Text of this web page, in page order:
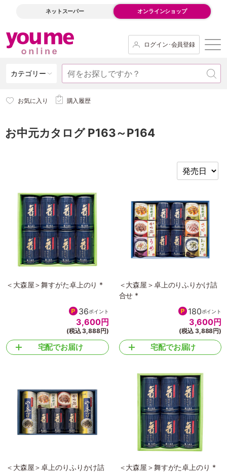
ネットスーパー オンラインショップ
ログイン･会員登録
カテゴリー
お気に入り 購入履歴
お中元カタログ P163～P164
＜大森屋＞舞すがた卓上のり *
36ポイント
3,600円
(税込 3,888円)
宅配でお届け
＜大森屋＞卓上のりふりかけ詰
合せ *
180ポイント
3,600円
(税込 3,888円)
宅配でお届け
＜大森屋＞卓上のりふりかけ詰
＜大森屋＞舞すがた卓上のり *